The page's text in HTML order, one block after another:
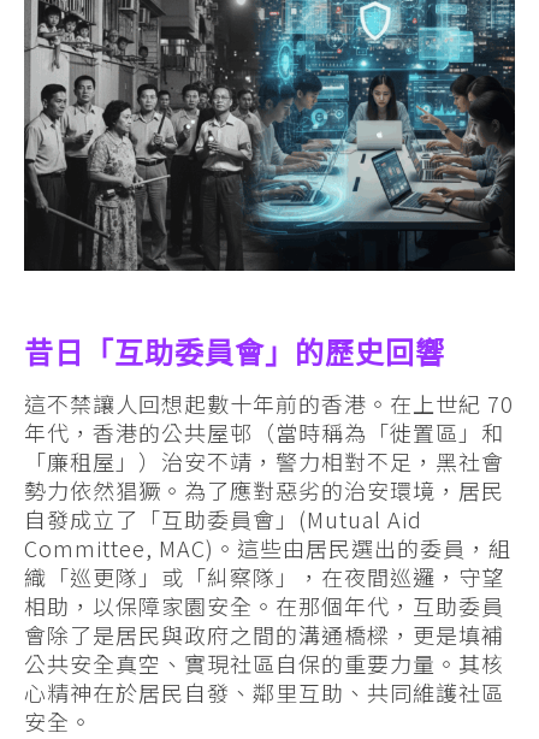
昔日「互助委員會」的歷史回響
這不禁讓人回想起數十年前的香港。在上世紀 70
年代，香港的公共屋邨（當時稱為「徙置區」和
「廉租屋」）治安不靖，警力相對不足，黑社會
勢力依然猖獗。為了應對惡劣的治安環境，居民
自發成立了「互助委員會」(Mutual Aid
Committee, MAC)。這些由居民選出的委員，組
織「巡更隊」或「糾察隊」，在夜間巡邏，守望
相助，以保障家園安全。在那個年代，互助委員
會除了是居民與政府之間的溝通橋樑，更是填補
公共安全真空、實現社區自保的重要力量。其核
心精神在於居民自發、鄰里互助、共同維護社區
安全。